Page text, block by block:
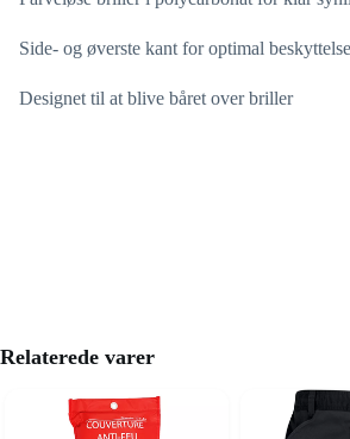
Side- og øverste kant for optimal beskyttelse
Designet til at blive båret over briller
Relaterede varer